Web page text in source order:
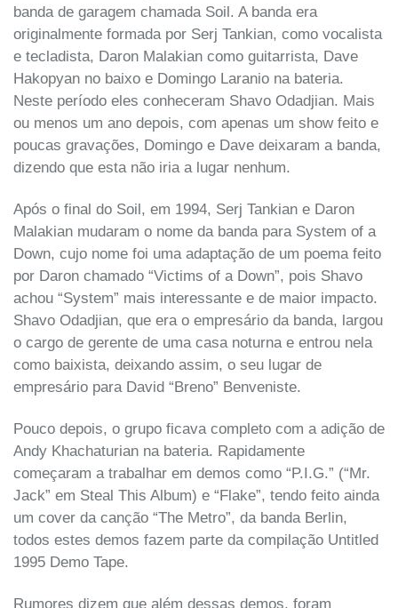
banda de garagem chamada Soil. A banda era
originalmente formada por Serj Tankian, como vocalista
e tecladista, Daron Malakian como guitarrista, Dave
Hakopyan no baixo e Domingo Laranio na bateria.
Neste período eles conheceram Shavo Odadjian. Mais
ou menos um ano depois, com apenas um show feito e
poucas gravações, Domingo e Dave deixaram a banda,
dizendo que esta não iria a lugar nenhum.
Após o final do Soil, em 1994, Serj Tankian e Daron
Malakian mudaram o nome da banda para System of a
Down, cujo nome foi uma adaptação de um poema feito
por Daron chamado “Victims of a Down”, pois Shavo
achou “System” mais interessante e de maior impacto.
Shavo Odadjian, que era o empresário da banda, largou
o cargo de gerente de uma casa noturna e entrou nela
como baixista, deixando assim, o seu lugar de
empresário para David “Breno” Benveniste.
Pouco depois, o grupo ficava completo com a adição de
Andy Khachaturian na bateria. Rapidamente
começaram a trabalhar em demos como “P.I.G.” (“Mr.
Jack” em Steal This Album) e “Flake”, tendo feito ainda
um cover da canção “The Metro”, da banda Berlin,
todos estes demos fazem parte da compilação Untitled
1995 Demo Tape.
Rumores dizem que além dessas demos, foram